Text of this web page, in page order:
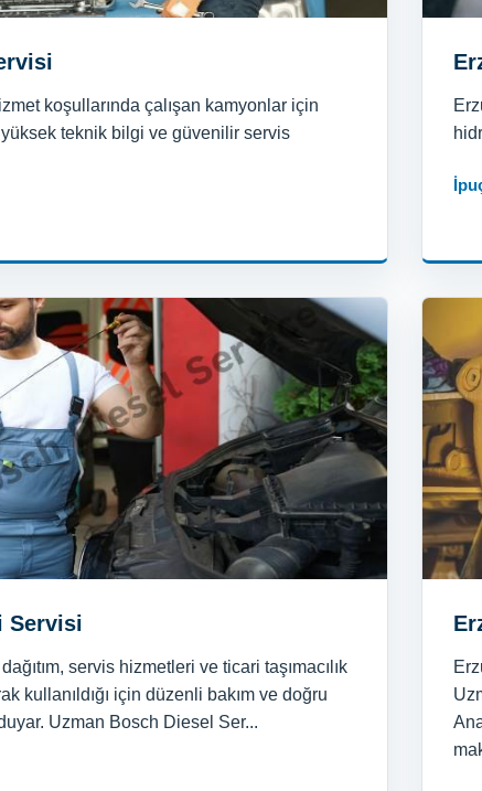
koşullarında çalışan kamyonlar için
yüksek teknik bilgi ve güvenilir servis
Servisi
servis hizmetleri ve ticari taşımacılık
kullanıldığı için düzenli bakım ve doğru
Uzman Bosch Diesel Ser...